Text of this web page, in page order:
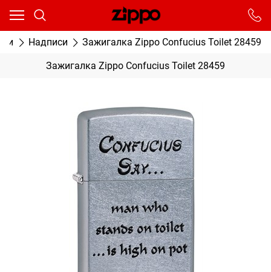
Надписи Зажигалка Zippo Confucius Toilet 28459
Зажигалка Zippo Confucius Toilet 28459
Ваш город - Москва,
От выбранного города зависят сроки доставки